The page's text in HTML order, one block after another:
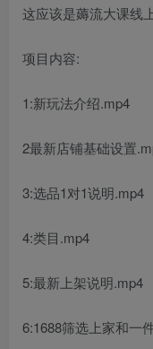
这应该是薅流大课线
项目内容:
1:新玩法介绍.mp4
2最新店铺基础设置
3:选品1对1说明.mp4
4:类目.mp4
5:最新上架说明.mp4
6:1688筛选上家和一